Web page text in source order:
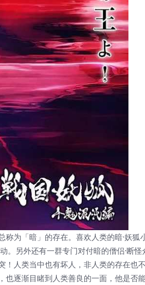
为「暗」的存在。喜欢人类的暗·妖狐
。另外还有一群专门对付暗的僧侣·断怪
！人类当中也有坏人，非人类的存在也
也逐渐目睹到人类善良的一面，他是否